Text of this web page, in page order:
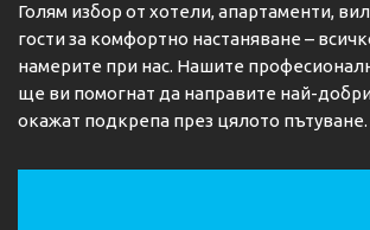
Голям избор от хотели, апартаменти,
гости за комфортно настаняване –
намерите при нас. Нашите
ще ви помогнат да направите най-
окажат подкрепа през цялото пътуване.